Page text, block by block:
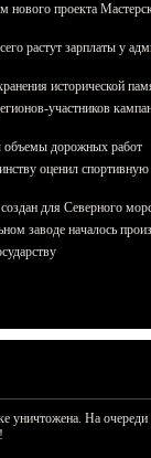
проекта
растут зарплаты у
исторической
участников
объемы дорожных работ
оценил
для Северного
заводе началось
уничтожена. На очереди